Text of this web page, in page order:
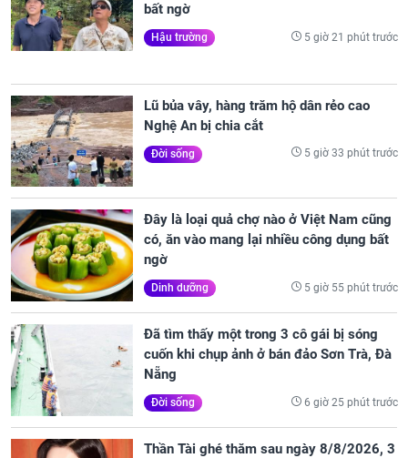
bất ngờ
Hậu trường 5 giờ 21 phút trước
Lũ bủa vây, hàng trăm hộ dân rẻo cao
Nghệ An bị chia cắt
Đời sống 5 giờ 33 phút trước
Đây là loại quả chợ nào ở Việt Nam cũng
có, ăn vào mang lại nhiều công dụng bất
ngờ
Dinh dưỡng 5 giờ 55 phút trước
Đã tìm thấy một trong 3 cô gái bị sóng
cuốn khi chụp ảnh ở bán đảo Sơn Trà, Đà
Nẵng
Đời sống 6 giờ 25 phút trước
Thần Tài ghé thăm sau ngày 8/8/2026, 3